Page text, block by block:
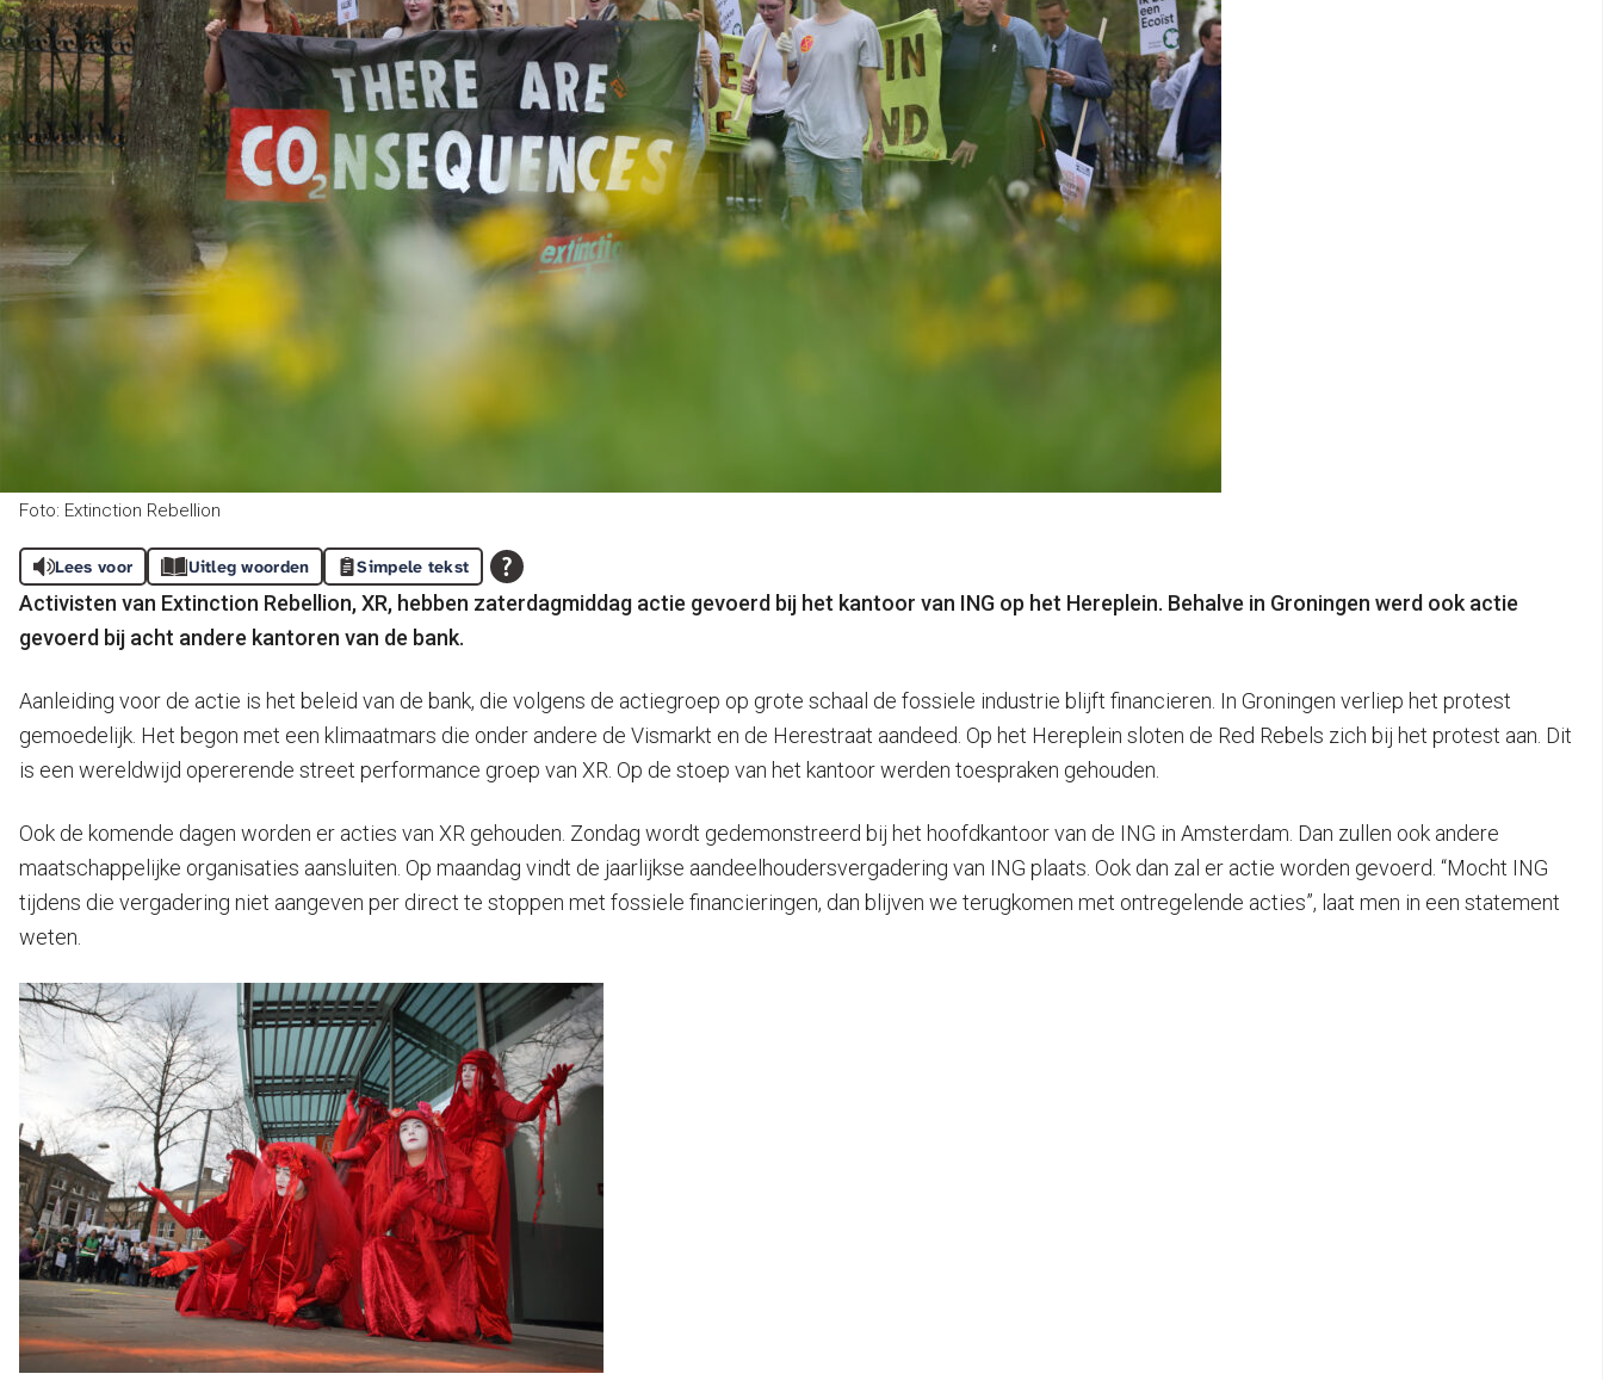
Foto: Extinction Rebellion
Lees voor Uitleg woorden Simpele tekst
Activisten van Extinction Rebellion, XR, hebben zaterdagmiddag actie gevoerd bij het kantoor van ING op het Hereplein. Behalve in Groningen werd ook actie
gevoerd bij acht andere kantoren van de bank.
Aanleiding voor de actie is het beleid van de bank, die volgens de actiegroep op grote schaal de fossiele industrie blijft financieren. In Groningen verliep het protest
gemoedelijk. Het begon met een klimaatmars die onder andere de Vismarkt en de Herestraat aandeed. Op het Hereplein sloten de Red Rebels zich bij het protest aan. Dit
is een wereldwijd opererende street performance groep van XR. Op de stoep van het kantoor werden toespraken gehouden.
Ook de komende dagen worden er acties van XR gehouden. Zondag wordt gedemonstreerd bij het hoofdkantoor van de ING in Amsterdam. Dan zullen ook andere
maatschappelijke organisaties aansluiten. Op maandag vindt de jaarlijkse aandeelhoudersvergadering van ING plaats. Ook dan zal er actie worden gevoerd. “Mocht ING
tijdens die vergadering niet aangeven per direct te stoppen met fossiele financieringen, dan blijven we terugkomen met ontregelende acties”, laat men in een statement
weten.